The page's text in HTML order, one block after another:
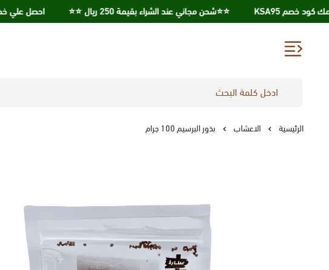
⭐️⭐️شحن مجاني عند الشراء بقيمة 250 ريال ⭐️⭐️ احصل علي خصم 10% عند استخدامك كود خصم KSA95
الرئيسية الاعشاب بذور البرسيم 100 جرام